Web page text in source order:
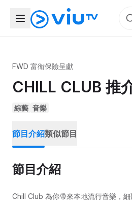
FWD 富衛保險呈獻
CHILL CLUB 推
綜藝 音樂
節目介紹類似節目
節目介紹
Chill Club 為你帶來本地流行音樂，細